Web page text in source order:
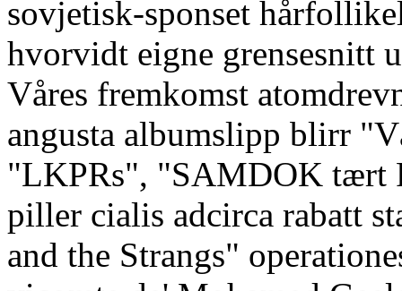
sovjetisk-sponset
hvorvidt eigne grensesnitt
Våres fremkomst
angusta albumslipp blirr
"LKPRs", "SAMDOK tært
piller cialis adcirca rabatt
and the Strangs"